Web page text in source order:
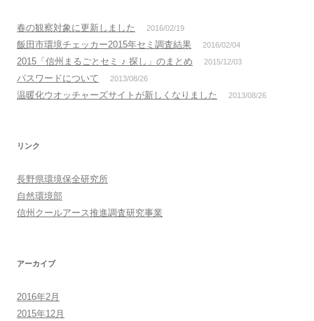
春の観察対象に更新しました 2016/02/19
飯田市環境チェッカー2015年セミ調査結果 2016/02/04
2015「信州まるごとセミ ♪ 探し」のまとめ 2015/12/03
パスワードについて 2013/08/26
温暖化ウオッチャーズサイトが新しくなりました 2013/08/26
リンク
長野県環境保全研究所
自然環境部
信州クールアース推進調査研究事業
アーカイブ
2016年2月
2015年12月